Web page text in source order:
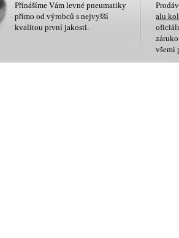
Přínášíme Vám levné pneumatiky
přímo od výrobců s nejvyšší
kvalitou první jakosti.
alu
všemi